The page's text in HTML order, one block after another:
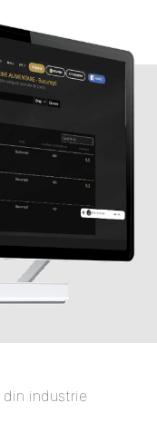
din industrie